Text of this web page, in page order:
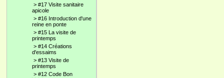
> #17 Visite sanitaire
apicole
> #16 Introduction d'une
reine en ponte
> #15 La visite de
printemps
> #14 Créations
d'essaims
> #13 Visite de
printemps
> #12 Code Bon